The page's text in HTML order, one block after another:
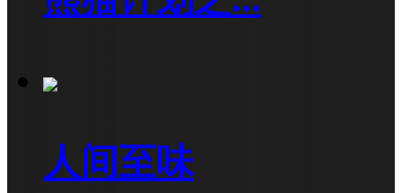
人间至味